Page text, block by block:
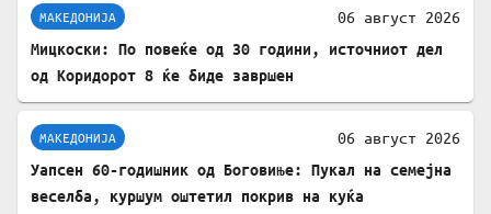
МАКЕДОНИЈА 06 август 2026
Мицкоски: По повеќе од 30 години, источниот дел
од Коридорот 8 ќе биде завршен
МАКЕДОНИЈА 06 август 2026
Уапсен 60-годишник од Боговиње: Пукал на семејна
веселба, куршум оштетил покрив на куќа